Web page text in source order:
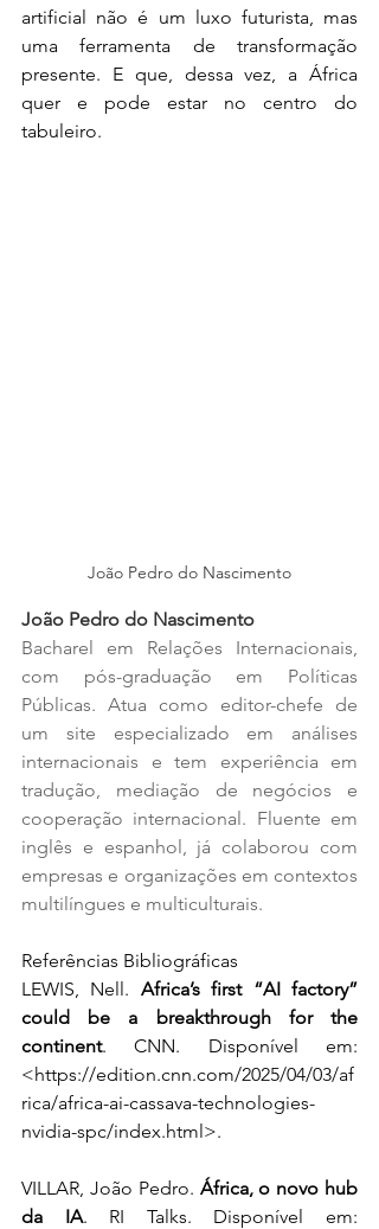
artificial não é um luxo futurista, mas
uma ferramenta de transformação
presente. E que, dessa vez, a África
quer e pode estar no centro do
tabuleiro.
João Pedro do Nascimento
João Pedro do Nascimento
Bacharel em Relações Internacionais,
com pós-graduação em Políticas
Públicas. Atua como editor-chefe de
um site especializado em análises
internacionais e tem experiência em
tradução, mediação de negócios e
cooperação internacional. Fluente em
inglês e espanhol, já colaborou com
empresas e organizações em contextos
multilíngues e multiculturais.
Referências Bibliográficas
LEWIS, Nell. Africa’s first “AI factory”
could be a breakthrough for the
continent. CNN. Disponível em:
<https://edition.cnn.com/2025/04/03/af
rica/africa-ai-cassava-technologies-
nvidia-spc/index.html>.
VILLAR, João Pedro. África, o novo hub
da IA. RI Talks. Disponível em: